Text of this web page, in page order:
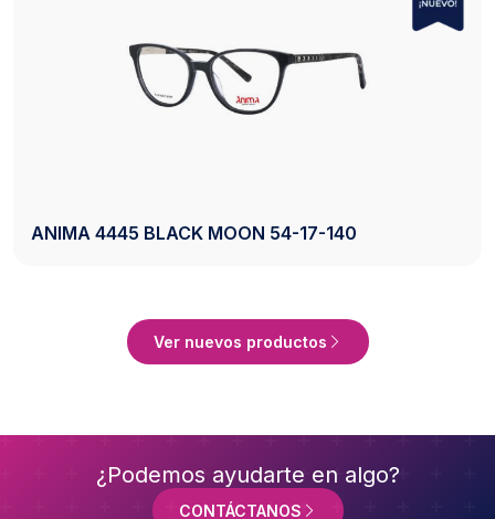
AXESS 2742 BLACK 50-20-140
Ver nuevos productos
¿Podemos ayudarte en algo?
CONTÁCTANOS